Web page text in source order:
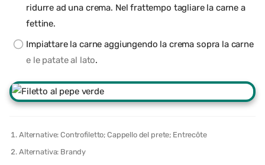
ridurre ad una crema. Nel frattempo tagliare la carne a
fettine.
Impiattare la carne aggiungendo la crema sopra la carne
e le patate al lato.
Alternative: Controfiletto; Cappello del prete; Entrecôte
Alternativa: Brandy